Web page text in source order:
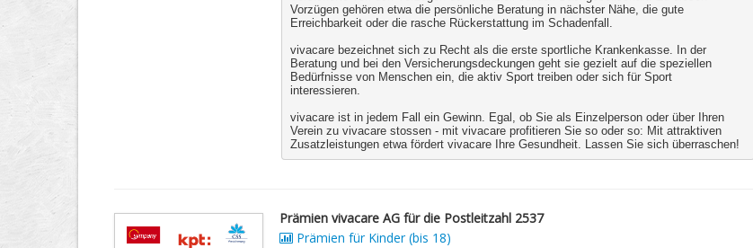
Vorzügen gehören etwa die persönliche Beratung in nächster Nähe, die gute
Erreichbarkeit oder die rasche Rückerstattung im Schadenfall.
vivacare bezeichnet sich zu Recht als die erste sportliche Krankenkasse. In der
Beratung und bei den Versicherungsdeckungen geht sie gezielt auf die speziellen
Bedürfnisse von Menschen ein, die aktiv Sport treiben oder sich für Sport
interessieren.
vivacare ist in jedem Fall ein Gewinn. Egal, ob Sie als Einzelperson oder über Ihren
Verein zu vivacare stossen - mit vivacare profitieren Sie so oder so: Mit attraktiven
Zusatzleistungen etwa fördert vivacare Ihre Gesundheit. Lassen Sie sich überraschen!
Prämien vivacare AG für die Postleitzahl 2537
Prämien für Kinder (bis 18)